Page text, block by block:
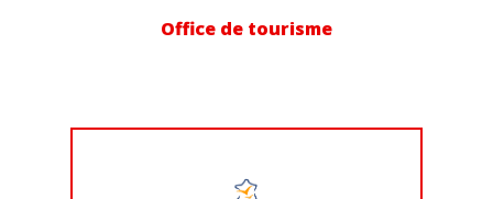
Office de tourisme